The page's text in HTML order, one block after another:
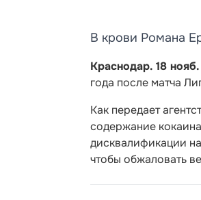
В крови Романа
Краснодар. 18
года после матча
Как передает
содержание
дисквалификации
чтобы обжаловать